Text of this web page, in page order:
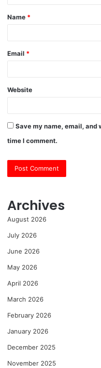
t
*
Name *
Email *
Website
Save my name, email, and
time I comment.
Archives
August 2026
July 2026
June 2026
May 2026
April 2026
March 2026
February 2026
January 2026
December 2025
November 2025